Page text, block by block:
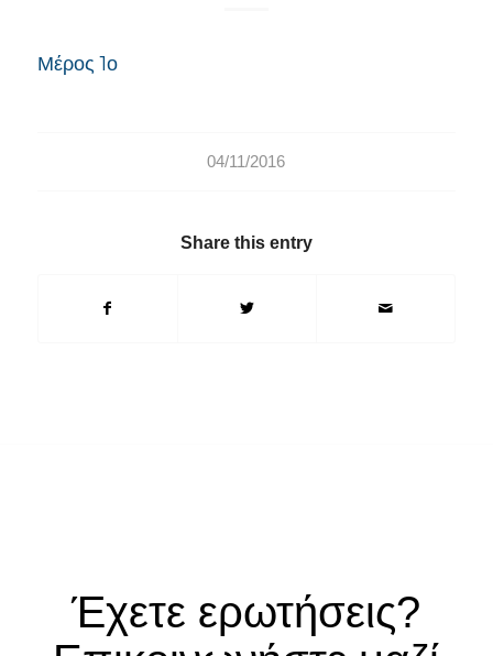
Μέρος 1ο
04/11/2016
Share this entry
Έχετε ερωτήσεις?